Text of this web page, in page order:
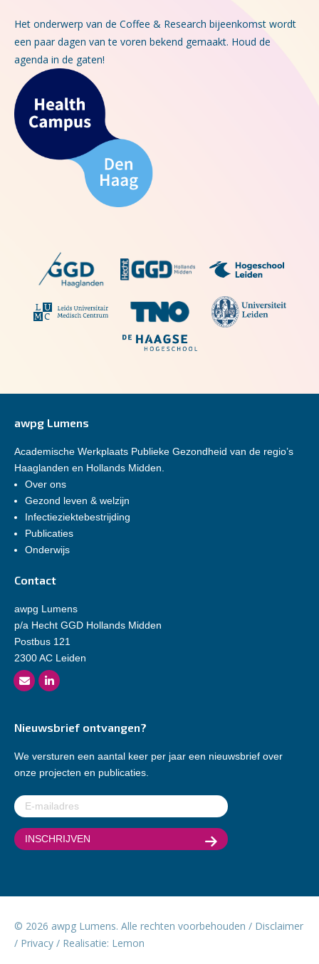
Het onderwerp van de Coffee & Research bijeenkomst wordt
een paar dagen van te voren bekend gemaakt. Houd de
agenda in de gaten!
awpg Lumens
Academische Werkplaats Publieke Gezondheid van de regio’s
Haaglanden en Hollands Midden.
Over ons
Gezond leven & welzijn
Infectieziektebestrijding
Publicaties
Onderwijs
Contact
awpg Lumens
p/a Hecht GGD Hollands Midden
Postbus 121
2300 AC Leiden
Nieuwsbrief ontvangen?
We versturen een aantal keer per jaar een nieuwsbrief over
onze projecten en publicaties.
E-
mailadres(Vereist)
© 2026 awpg Lumens. Alle rechten voorbehouden / Disclaimer
/ Privacy / Realisatie: Lemon